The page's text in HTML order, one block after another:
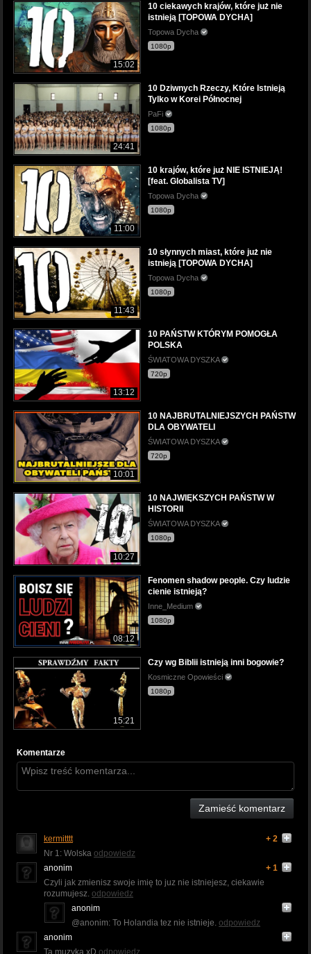
15:02
10 ciekawych krajów, które już nie
istnieją [TOPOWA DYCHA]
Topowa Dycha
1080p
24:41
10 Dziwnych Rzeczy, Które Istnieją
Tylko w Korei Północnej
PaFi
1080p
11:00
10 krajów, które już NIE ISTNIEJĄ!
[feat. Globalista TV]
Topowa Dycha
1080p
11:43
10 słynnych miast, które już nie
istnieją [TOPOWA DYCHA]
Topowa Dycha
1080p
13:12
10 PAŃSTW KTÓRYM POMOGŁA
POLSKA
ŚWIATOWA DYSZKA
720p
10:01
10 NAJBRUTALNIEJSZYCH PAŃSTW
DLA OBYWATELI
ŚWIATOWA DYSZKA
720p
10:27
10 NAJWIĘKSZYCH PAŃSTW W
HISTORII
ŚWIATOWA DYSZKA
1080p
08:12
Fenomen shadow people. Czy ludzie
cienie istnieją?
Inne_Medium
1080p
15:21
Czy wg Biblii istnieją inni bogowie?
Kosmiczne Opowieści
1080p
Komentarze
Zamieść komentarz
kermitttt
+ 2
Nr 1: Wolska odpowiedz
anonim
+ 1
Czyli jak zmienisz swoje imię to juz nie istniejesz, ciekawie
rozumujesz. odpowiedz
anonim
@anonim: To Holandia tez nie istnieje. odpowiedz
anonim